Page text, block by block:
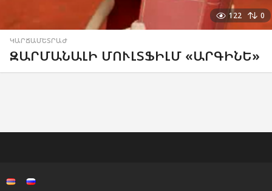
122 0
ԿԱՐՃԱՄԵՏՐԱԺ
ԶԱՐՄԱՆԱԼԻ ՄՈՒԼՏՖԻԼՄ «ԱՐԳԻՆԵ»